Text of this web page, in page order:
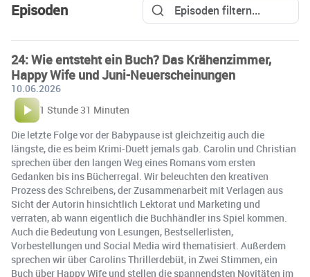
Episoden
24: Wie entsteht ein Buch? Das Krähenzimmer,
Happy Wife und Juni-Neuerscheinungen
10.06.2026
1 Stunde 31 Minuten
Die letzte Folge vor der Babypause ist gleichzeitig auch die
längste, die es beim Krimi-Duett jemals gab. Carolin und Christian
sprechen über den langen Weg eines Romans vom ersten
Gedanken bis ins Bücherregal. Wir beleuchten den kreativen
Prozess des Schreibens, der Zusammenarbeit mit Verlagen aus
Sicht der Autorin hinsichtlich Lektorat und Marketing und
verraten, ab wann eigentlich die Buchhändler ins Spiel kommen.
Auch die Bedeutung von Lesungen, Bestsellerlisten,
Vorbestellungen und Social Media wird thematisiert. Außerdem
sprechen wir über Carolins Thrillerdebüt, in Zwei Stimmen, ein
Buch über Happy Wife und stellen die spannendsten Novitäten im